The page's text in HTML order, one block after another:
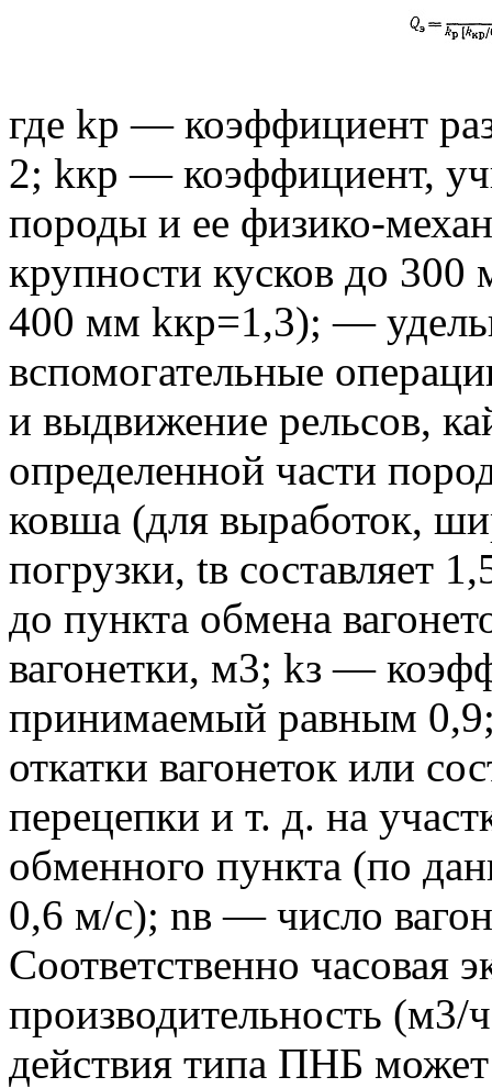
где kр — коэффициент
2; kкр — коэффициент,
породы и ее физико-
крупности кусков до
400 мм kкр=1,3); —
вспомогательные
и выдвижение рельсов,
определенной части
ковша (для выработок,
погрузки, tв составляет
до пункта обмена
вагонетки, м3; kз —
принимаемый равным
откатки вагонеток или
перецепки и т. д. на
обменного пункта (по
0,6 м/с); nв — число
Соответственно часовая
производительность
действия типа ПНБ